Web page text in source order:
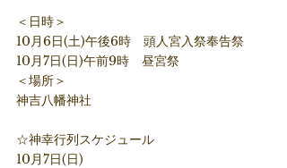
＜日時＞
10月6日(土)午後6時　頭人宮入祭奉告祭
10月7日(日)午前9時　昼宮祭
＜場所＞
神吉八幡神社
☆神幸行列スケジュール
10月7日(日)